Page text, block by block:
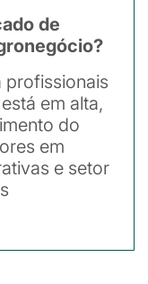
de
profissionais
em alta,
do
em
e setor